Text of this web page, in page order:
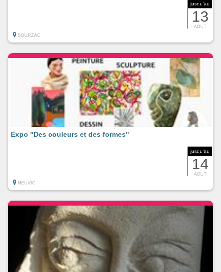
jusqu'au
13
AOUT
SOURZAC
jusqu'au
14
AOUT
Expo "Des couleurs et des formes"
NEUVIC